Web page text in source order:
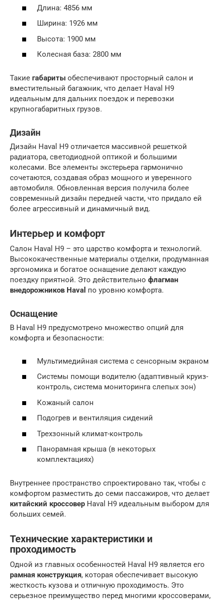
Длина: 4856 мм
Ширина: 1926 мм
Высота: 1900 мм
Колесная база: 2800 мм
Такие габариты обеспечивают просторный салон и
вместительный багажник, что делает Haval H9
идеальным для дальних поездок и перевозки
крупногабаритных грузов.
Дизайн
Дизайн Haval H9 отличается массивной решеткой
радиатора, светодиодной оптикой и большими
колесами. Все элементы экстерьера гармонично
сочетаются, создавая образ мощного и уверенного
автомобиля. Обновленная версия получила более
современный дизайн передней части, что придало ей
более агрессивный и динамичный вид.
Интерьер и комфорт
Салон Haval H9 – это царство комфорта и технологий.
Высококачественные материалы отделки, продуманная
эргономика и богатое оснащение делают каждую
поездку приятной. Это действительно флагман
внедорожников Haval по уровню комфорта.
Оснащение
В Haval H9 предусмотрено множество опций для
комфорта и безопасности:
Мультимедийная система с сенсорным экраном
Системы помощи водителю (адаптивный круиз-
контроль, система мониторинга слепых зон)
Кожаный салон
Подогрев и вентиляция сидений
Трехзонный климат-контроль
Панорамная крыша (в некоторых
комплектациях)
Внутреннее пространство спроектировано так, чтобы с
комфортом разместить до семи пассажиров, что делает
китайский кроссовер Haval H9 идеальным выбором для
больших семей.
Технические характеристики и
проходимость
Одной из главных особенностей Haval H9 является его
рамная конструкция, которая обеспечивает высокую
жесткость кузова и отличную проходимость. Это
серьезное преимущество перед многими кроссоверами,